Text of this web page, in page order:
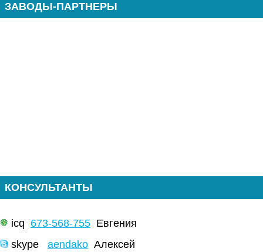
ЗАВОДЫ-ПАРТНЕРЫ
КОНСУЛЬТАНТЫ
icq 673-568-755 Евгения
skype aendako Алексей